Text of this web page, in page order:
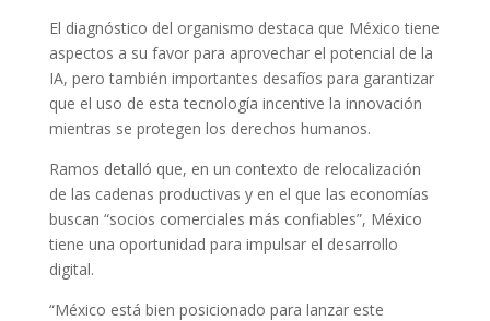
El diagnóstico del organismo destaca que México tiene
aspectos a su favor para aprovechar el potencial de la
IA, pero también importantes desafíos para garantizar
que el uso de esta tecnología incentive la innovación
mientras se protegen los derechos humanos.
Ramos detalló que, en un contexto de relocalización
de las cadenas productivas y en el que las economías
buscan “socios comerciales más confiables”, México
tiene una oportunidad para impulsar el desarrollo
digital.
“México está bien posicionado para lanzar este